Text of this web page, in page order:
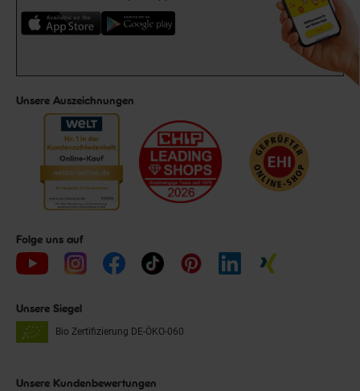
Unsere Auszeichnungen
Folge uns auf
Unsere Siegel
Bio Zertifizierung DE-ÖKO-060
Unsere Kundenbewertungen